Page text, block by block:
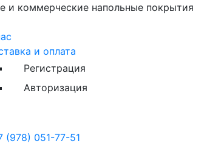
и коммерческие напольные покрытия
и оплата
Регистрация
Авторизация
menu
(978) 051-77-51